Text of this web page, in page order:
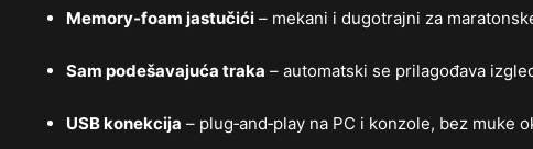
Memory‑foam jastučići – mekani i dugotrajni za
Sam podešavajuća traka – automatski se prilagođava
USB konekcija – plug‑and‑play na PC i konzole, bez muke